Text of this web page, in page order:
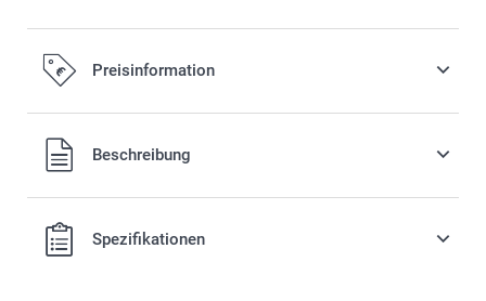
Preisinformation
Alle Preise verstehen sich in EURO (€) inkl. MwSt. und zzgl.
Versandkosten.
Beschreibung
Spezifikationen